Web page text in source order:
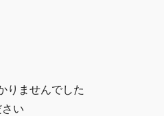
りませんでした
い